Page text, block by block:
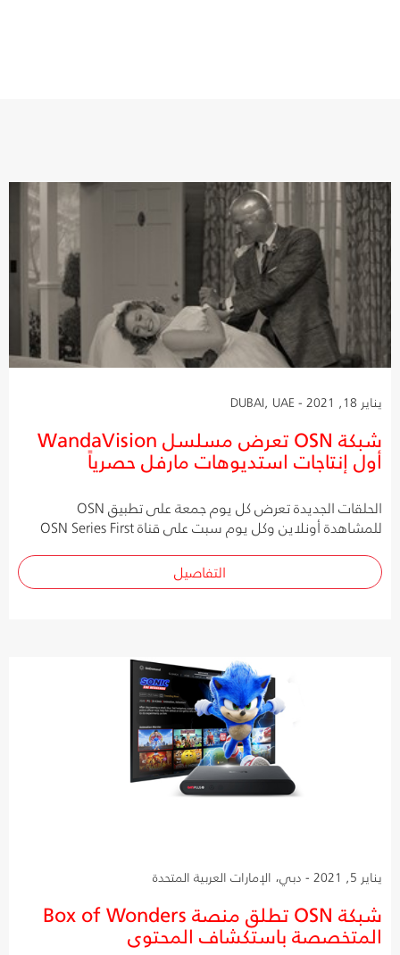
يناير 18, 2021 - DUBAI, UAE
شبكة OSN تعرض مسلسل WandaVision
أول إنتاجات استديوهات مارفل حصرياً
الحلقات الجديدة تعرض كل يوم جمعة على تطبيق OSN
للمشاهدة أونلاين وكل يوم سبت على قناة OSN Series First
التفاصيل
يناير 5, 2021 - دبي، الإمارات العربية المتحدة
شبكة OSN تطلق منصة Box of Wonders
المتخصصة باستكشاف المحتوى